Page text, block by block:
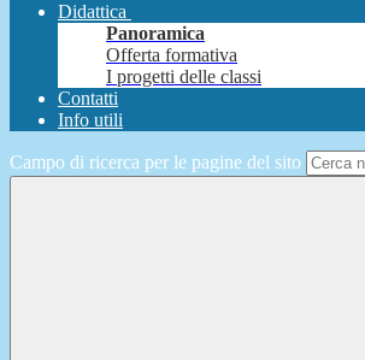
Didattica
Panoramica
Offerta formativa
I progetti delle classi
Contatti
Info utili
Campo di ricerca per le pagine del sito